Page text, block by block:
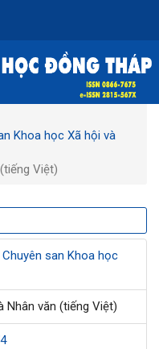
Khoa học Xã hội và
Việt)
san Khoa học
Nhân văn (tiếng Việt)